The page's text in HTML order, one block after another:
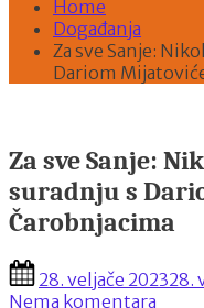
Home
Događanja
Za sve Sanje:
Dariom
Za sve Sanje:
suradnju s
Čarobnjacima
Posted
on
28. veljače 202328.
Nema komentara